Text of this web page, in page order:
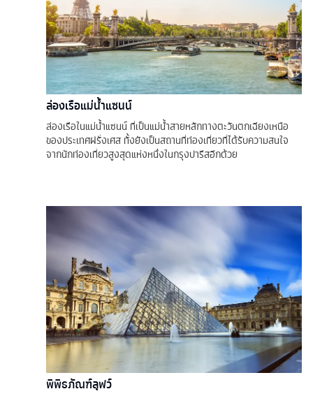
ล่องเรือแม่น้ำแซนน์
ล่องเรือในแม่น้ำแซนน์ ที่เป็นแม่น้ำสายหลักทางตะวันตกเฉียงเหนือ
ของประเทศฝรั่งเศส ทั้งยังเป็นสถานที่ท่องเที่ยวที่ได้รับความสนใจ
จากนักท่องเที่ยวสูงสุดแห่งหนึ่งในกรุงปารีสอีกด้วย
พิพิธภัณฑ์ลุฟว์